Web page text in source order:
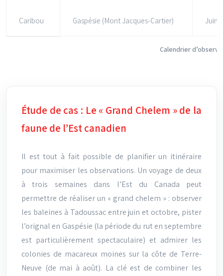
Calendrier
Caribou Gaspésie (Mont Jacques-Cartier) Juin
Étude de cas : Le « Grand Chelem » de la
faune de l’Est canadien
Il est tout à fait possible de planifier un itinéraire
pour maximiser les observations. Un voyage de deux
à trois semaines dans l’Est du Canada peut
permettre de réaliser un « grand chelem » : observer
les baleines à Tadoussac entre juin et octobre, pister
l’orignal en Gaspésie (la période du rut en septembre
est particulièrement spectaculaire) et admirer les
colonies de macareux moines sur la côte de Terre-
Neuve (de mai à août). La clé est de combiner les